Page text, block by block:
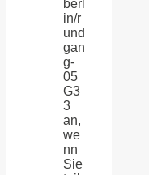
berl
in/r
und
gan
g-
05
G3
3
an,
we
nn
Sie